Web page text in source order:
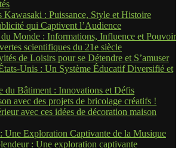
Kawasaki : Puissance, Style et Histoire
qui Captivent l’Audience
Monde : Informations, Influence et Pouvoir
scientifiques du 21e siècle
de Loisirs pour se Détendre et S’amuser
Unis : Un Système Éducatif Diversifié et
du Bâtiment : Innovations et Défis
avec des projets de bricolage créatifs !
avec ces idées de décoration maison
Une Exploration Captivante de la Musique
: Une exploration captivante